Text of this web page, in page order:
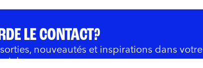
LE CONTACT?
nouveautés et inspirations dans votre